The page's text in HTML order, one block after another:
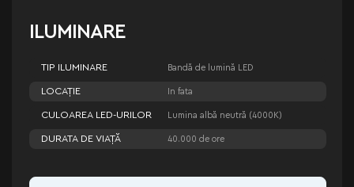
ILUMINARE
TIP ILUMINARE Bandă de lumină LED
LOCAȚIE In fata
CULOAREA LED-URILOR Lumina albă neutră (4000K)
DURATA DE VIAȚĂ 40.000 de ore